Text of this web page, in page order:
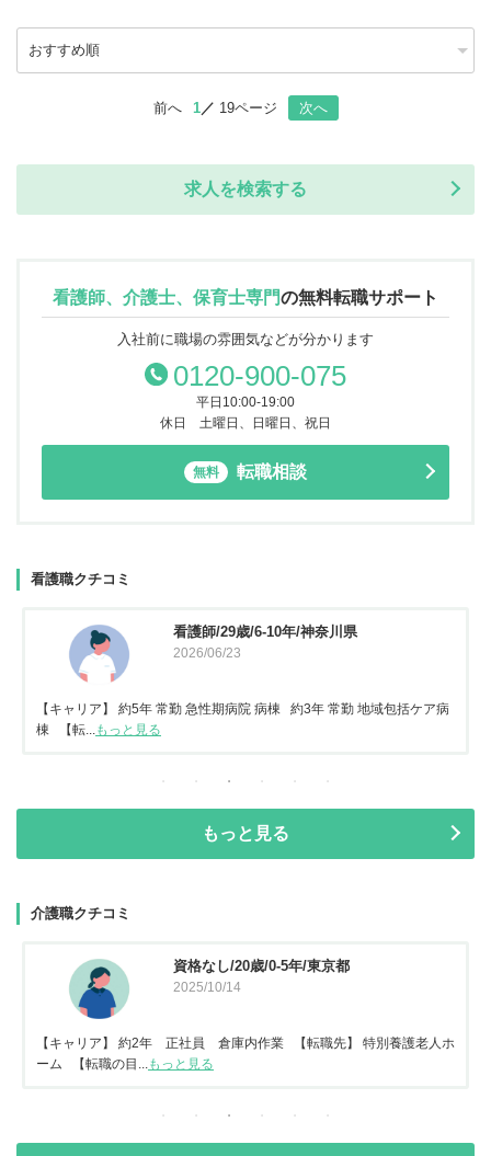
前へ 1 19ページ 次へ
求人を検索する
看護師、介護士、保育士専門の無料転職サポート
入社前に職場の雰囲気などが分かります
0120-900-075
平日10:00-19:00
休日 土曜日、日曜日、祝日
無料 転職相談
看護職クチコミ
看護師/29歳/6-10年/神奈川県
2026/06/23
【キャリア】 約5年 常勤 急性期病院 病棟 約3年 常勤 地域包括ケア病
棟 【転...もっと見る
もっと見る
介護職クチコミ
資格なし/20歳/0-5年/東京都
2025/10/14
【キャリア】 約2年 正社員 倉庫内作業 【転職先】 特別養護老人ホ
ーム 【転職の目...
もっと見る